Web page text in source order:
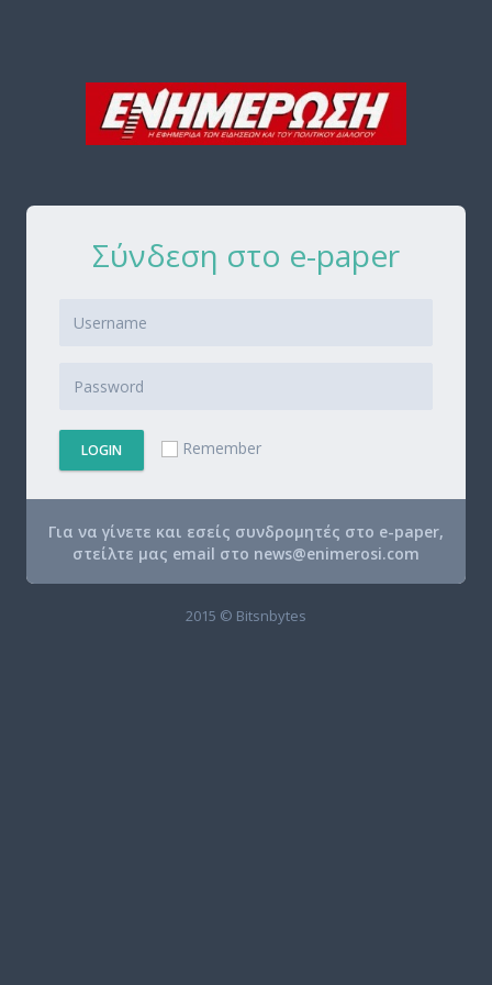
Σύνδεση στο e-paper
LOGIN Remember
Για να γίνετε και εσείς συνδρομητές στο e-paper,
στείλτε μας email στο news@enimerosi.com
2015 © Bitsnbytes